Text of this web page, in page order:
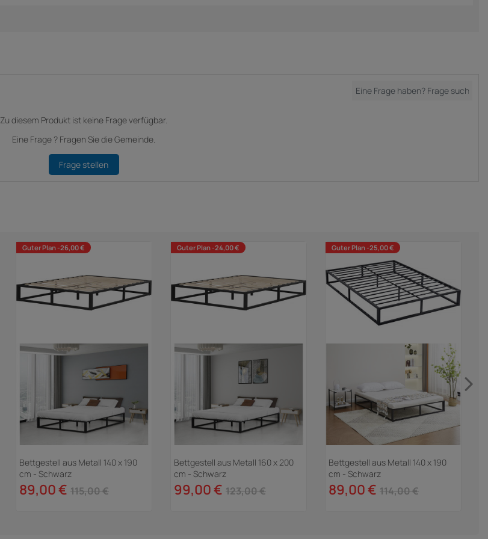
Zu diesem Produkt ist keine Frage verfügbar.
Eine Frage ? Fragen Sie die Gemeinde.
Frage stellen
Guter Plan -26,00 €
Bettgestell aus Metall 140 x 190
cm - Schwarz
89,00 € 115,00 €
Guter Plan -24,00 €
Bettgestell aus Metall 160 x 200
cm - Schwarz
99,00 € 123,00 €
Guter Plan -25,00 €
Bettgestell aus Metall 140 x 190
cm - Schwarz
89,00 € 114,00 €